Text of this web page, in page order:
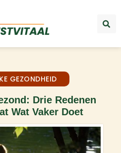
GEZONDHEID
Drie Redenen
Wat Vaker Doet